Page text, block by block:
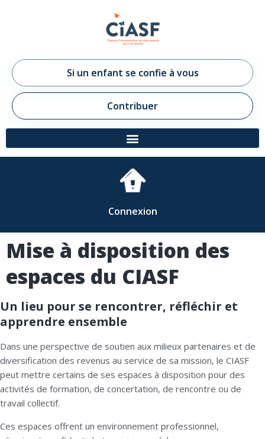
Si un enfant se confie à vous
Contribuer
Connexion
Mise à disposition des
espaces du CIASF
Un lieu pour se rencontrer, réfléchir et
apprendre ensemble
Dans une perspective de soutien aux milieux partenaires et de
diversification des revenus au service de sa mission, le CIASF
peut mettre certains de ses espaces à disposition pour des
activités de formation, de concertation, de rencontre ou de
travail collectif.
Ces espaces offrent un environnement professionnel,